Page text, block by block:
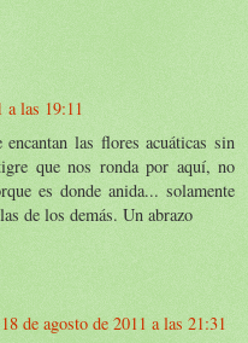
a las 19:11
las flores acuáticas sin
que nos ronda por aquí, no
es donde anida... solamente
de los demás. Un abrazo
18 de agosto de 2011 a las 21:31